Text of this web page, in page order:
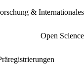
& Internationales
Open Science